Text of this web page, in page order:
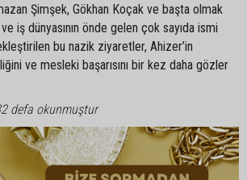
Şimşek, Gökhan Koçak ve başta olmak
iş dünyasının önde gelen çok sayıda ismi
bu nazik ziyaretler, Ahizer’in
ve mesleki başarısını bir kez daha gözler
defa okunmuştur